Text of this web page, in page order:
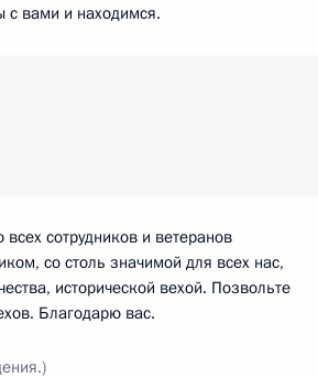
с вами и находимся.
сотрудников и ветеранов
со столь значимой для всех нас,
исторической вехой. Позвольте
Благодарю вас.